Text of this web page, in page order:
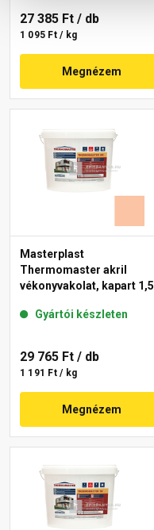
27 385 Ft / db
1 095 Ft / kg
Megnézem
Masterplast
Thermomaster akril
vékonyvakolat, kapart 1,5
Gyártói készleten
29 765 Ft / db
1 191 Ft / kg
Megnézem